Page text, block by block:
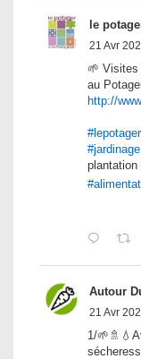
le
21 Avr
🌱 Visites
au
http://
#jardinage
plantation
Autour
21 Avr
1/